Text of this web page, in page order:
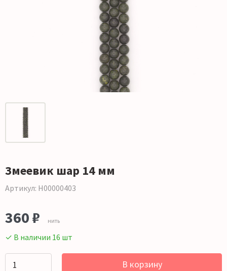
Змеевик шар 14 мм
Артикул: Н00000403
360 ₽ нить
✓ В наличии 16 шт
В корзину